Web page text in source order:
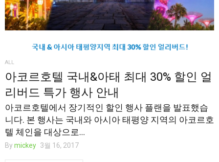
ALL
아코르호텔 국내&아태 최대 30% 할인 얼
리버드 특가 행사 안내
아코르호텔에서 장기적인 할인 행사 플랜을 발표했습
니다. 본 행사는 국내와 아시아 태평양 지역의 아코르호
텔 체인을 대상으로...
By mickey 3월 16, 2017